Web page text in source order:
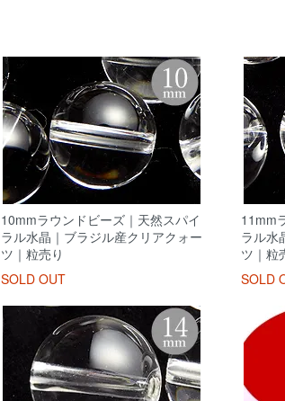
10mmラウンドビーズ｜天然スパイ
ラル水晶｜ブラジル産クリアクォー
ツ｜粒売り
SOLD OUT
11mm
ラル水
ツ｜粒
SOLD